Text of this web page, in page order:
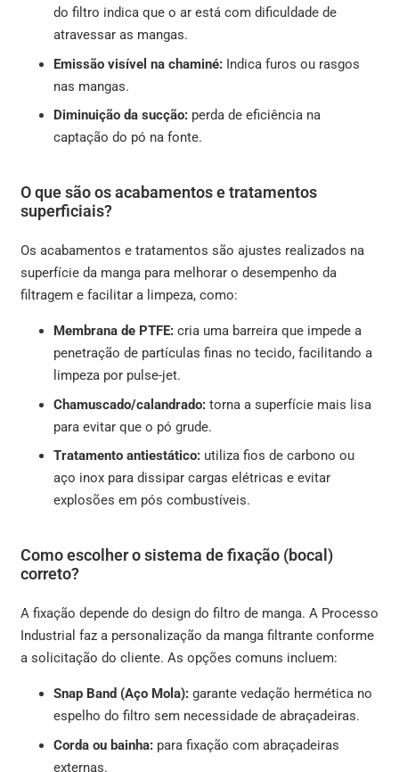
do filtro indica que o ar está com dificuldade de
atravessar as mangas.
Emissão visível na chaminé: Indica furos ou rasgos
nas mangas.
Diminuição da sucção: perda de eficiência na
captação do pó na fonte.
O que são os acabamentos e tratamentos
superficiais?
Os acabamentos e tratamentos são ajustes realizados na
superfície da manga para melhorar o desempenho da
filtragem e facilitar a limpeza, como:
Membrana de PTFE: cria uma barreira que impede a
penetração de partículas finas no tecido, facilitando a
limpeza por pulse-jet.
Chamuscado/calandrado: torna a superfície mais lisa
para evitar que o pó grude.
Tratamento antiestático: utiliza fios de carbono ou
aço inox para dissipar cargas elétricas e evitar
explosões em pós combustíveis.
Como escolher o sistema de fixação (bocal)
correto?
A fixação depende do design do filtro de manga. A Processo
Industrial faz a personalização da manga filtrante conforme
a solicitação do cliente. As opções comuns incluem:
Snap Band (Aço Mola): garante vedação hermética no
espelho do filtro sem necessidade de abraçadeiras.
Corda ou bainha: para fixação com abraçadeiras
externas.